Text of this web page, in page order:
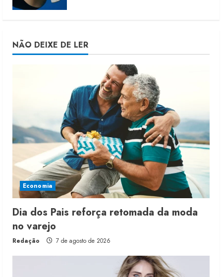
NÃO DEIXE DE LER
Economia
Dia dos Pais reforça retomada da moda
no varejo
Redação 7 de agosto de 2026